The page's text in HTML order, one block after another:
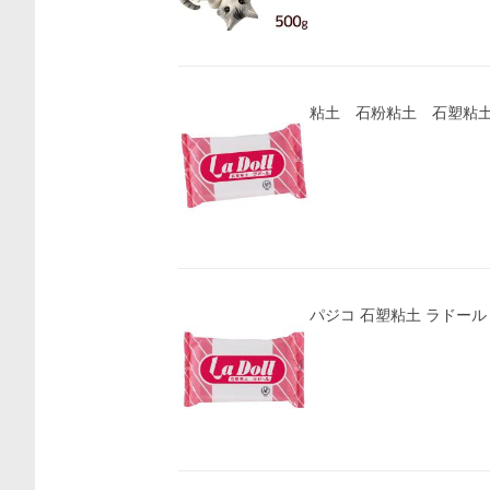
粘土 石粉粘土 石塑粘
パジコ 石塑粘土 ラドー